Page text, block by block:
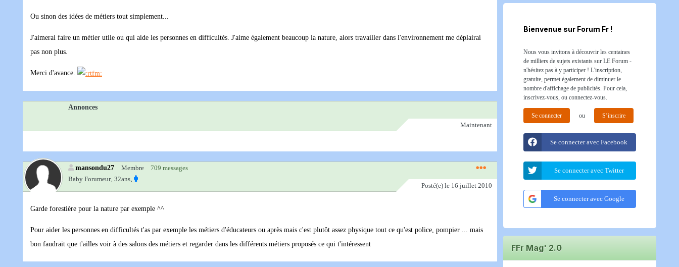
Ou sinon des idées de métiers tout simplement...
J'aimerai faire un métier utile ou qui aide les personnes en difficultés. J'aime également beaucoup la nature, alors travailler dans l'environnement me déplairai
pas non plus.
Merci d'avance.
Annonces
Maintenant
mansondu27 Membre
709 messages
Baby Forumeur‚ 32ans‚
Posté(e) le 16 juillet 2010
Garde forestière pour la nature par exemple ^^
Pour aider les personnes en difficultés t'as par exemple les métiers d'éducateurs ou après mais c'est plutôt assez physique tout ce qu'est police, pompier ... mais
bon faudrait que t'ailles voir à des salons des métiers et regarder dans les différents métiers proposés ce qui t'intéressent
Bienvenue sur Forum Fr !
Nous vous invitons à découvrir les centaines
de milliers de sujets existants sur LE Forum -
n'hésitez pas à y participer ! L'inscription,
gratuite, permet également de diminuer le
nombre d'affichage de publicités. Pour cela,
inscrivez-vous, ou connectez-vous.
Se connecter ou S’inscrire
Se connecter avec Facebook
Se connecter avec Twitter
Se connecter avec Google
FFr Mag' 2.0